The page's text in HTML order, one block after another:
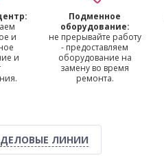
и
и
Подменное
оборудование:
не прерывайте работу
- предоставляем
оборудование на
замену во время
ремонта.
ДЕЛОВЫЕ ЛИНИИ